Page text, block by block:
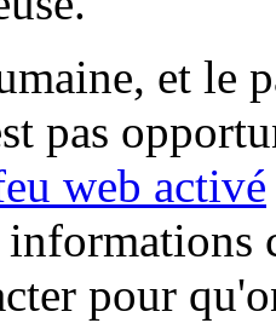
et le
pas
web activé
informations
pour